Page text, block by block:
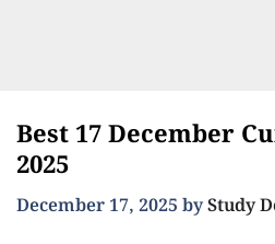
Best 17 December
2025
December 17, 2025 byStudy